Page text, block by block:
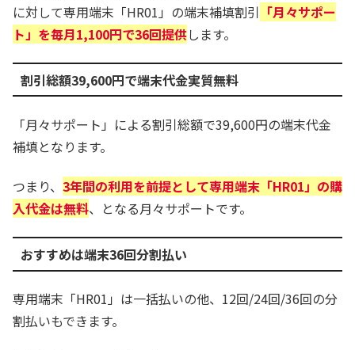
に対して専用端末「HR01」の端末補填割引 「月々サポー
ト」を毎月1,100円で36回提供します。
割引総額39,600円で端末代金実質無料
「月々サポート」による割引総額で39,600円の端末代金
補填となります。
つまり、 3年間の利用を前提として専用端末「HR01」の購
入代金は無料、となる月々サポートです。
おすすめは端末36回分割払い
専用端末「HR01」は一括払いの他、12回/24回/36回の分
割払いもできます。